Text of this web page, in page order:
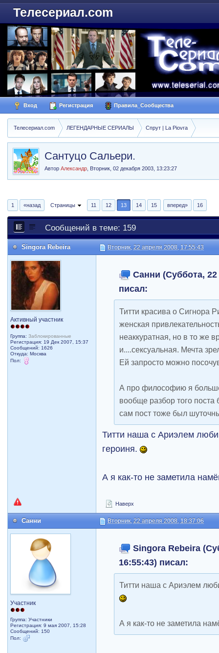
Телесериал.com
Вход Регистрация Правила_Сообщества
Телесериал.com ЛЕГЕНДАРНЫЕ СЕРИАЛЫ Спрут | La Piovra
Сантуцо Сальери.
АвторАлександр Вторник, 02 декабря 2003, 13:23:27
1 «назад Страницы 11 12 13 14 15 вперед» 16
Сообщений в теме: 159
Singora Rebeira Вторник, 22 апреля 2008, 17:55:43
Активный участник
Группа:Заблокированные
Регистрация: 19 Дек 2007, 15:37
Сообщений: 1626
Откуда: Москва
Пол:
Санни (Суббота, 22
писал:
Титти красива о Сигнора
женская
неаккуратная, но в то же
и....сексуальная. Мечта
Ей запросто можно
А про философию я
вообще разбор того
сам пост тоже был
Титти наша с Ариэлем
героиня.
А я как-то не заметила
Наверх
Санни Вторник, 22 апреля 2008, 18:37:06
Участник
Группа: Участники
Регистрация: 9 мая 2007, 15:28
Сообщений: 150
Пол:
Singora Rebeira
16:55:43) писал:
Титти наша с Ариэлем
А я как-то не заметила